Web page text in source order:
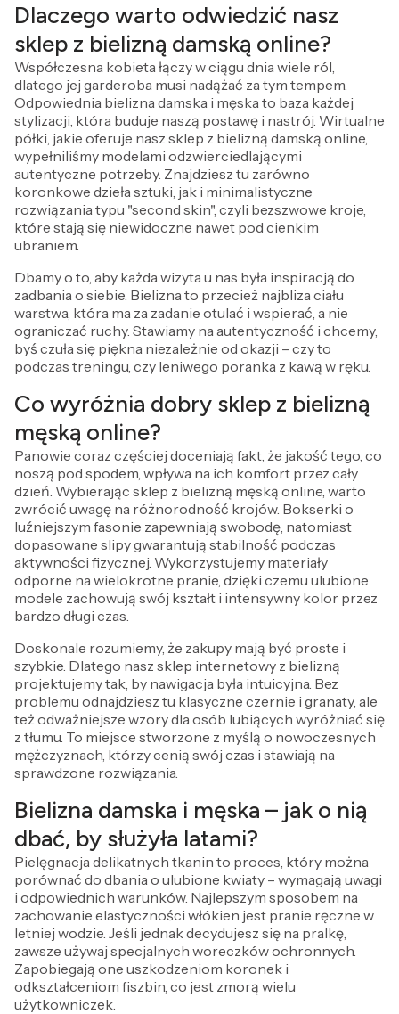
Dlaczego warto odwiedzić nasz
sklep z bielizną damską online?
Współczesna kobieta łączy w ciągu dnia wiele ról,
dlatego jej garderoba musi nadążać za tym tempem.
Odpowiednia bielizna damska i męska to baza każdej
stylizacji, która buduje naszą postawę i nastrój. Wirtualne
półki, jakie oferuje nasz sklep z bielizną damską online,
wypełniliśmy modelami odzwierciedlającymi
autentyczne potrzeby. Znajdziesz tu zarówno
koronkowe dzieła sztuki, jak i minimalistyczne
rozwiązania typu "second skin", czyli bezszwowe kroje,
które stają się niewidoczne nawet pod cienkim
ubraniem.
Dbamy o to, aby każda wizyta u nas była inspiracją do
zadbania o siebie. Bielizna to przecież najbliza ciału
warstwa, która ma za zadanie otulać i wspierać, a nie
ograniczać ruchy. Stawiamy na autentyczność i chcemy,
byś czuła się piękna niezależnie od okazji – czy to
podczas treningu, czy leniwego poranka z kawą w ręku.
Co wyróżnia dobry sklep z bielizną
męską online?
Panowie coraz częściej doceniają fakt, że jakość tego, co
noszą pod spodem, wpływa na ich komfort przez cały
dzień. Wybierając sklep z bielizną męską online, warto
zwrócić uwagę na różnorodność krojów. Bokserki o
luźniejszym fasonie zapewniają swobodę, natomiast
dopasowane slipy gwarantują stabilność podczas
aktywności fizycznej. Wykorzystujemy materiały
odporne na wielokrotne pranie, dzięki czemu ulubione
modele zachowują swój kształt i intensywny kolor przez
bardzo długi czas.
Doskonale rozumiemy, że zakupy mają być proste i
szybkie. Dlatego nasz sklep internetowy z bielizną
projektujemy tak, by nawigacja była intuicyjna. Bez
problemu odnajdziesz tu klasyczne czernie i granaty, ale
też odważniejsze wzory dla osób lubiących wyróżniać się
z tłumu. To miejsce stworzone z myślą o nowoczesnych
mężczyznach, którzy cenią swój czas i stawiają na
sprawdzone rozwiązania.
Bielizna damska i męska – jak o nią
dbać, by służyła latami?
Pielęgnacja delikatnych tkanin to proces, który można
porównać do dbania o ulubione kwiaty – wymagają uwagi
i odpowiednich warunków. Najlepszym sposobem na
zachowanie elastyczności włókien jest pranie ręczne w
letniej wodzie. Jeśli jednak decydujesz się na pralkę,
zawsze używaj specjalnych woreczków ochronnych.
Zapobiegają one uszkodzeniom koronek i
odkształceniom fiszbin, co jest zmorą wielu
użytkowniczek.